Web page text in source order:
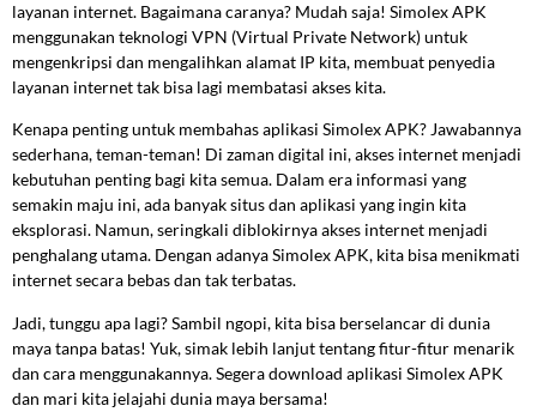
layanan internet. Bagaimana caranya? Mudah saja! Simolex APK
menggunakan teknologi VPN (Virtual Private Network) untuk
mengenkripsi dan mengalihkan alamat IP kita, membuat penyedia
layanan internet tak bisa lagi membatasi akses kita.
Kenapa penting untuk membahas aplikasi Simolex APK? Jawabannya
sederhana, teman-teman! Di zaman digital ini, akses internet menjadi
kebutuhan penting bagi kita semua. Dalam era informasi yang
semakin maju ini, ada banyak situs dan aplikasi yang ingin kita
eksplorasi. Namun, seringkali diblokirnya akses internet menjadi
penghalang utama. Dengan adanya Simolex APK, kita bisa menikmati
internet secara bebas dan tak terbatas.
Jadi, tunggu apa lagi? Sambil ngopi, kita bisa berselancar di dunia
maya tanpa batas! Yuk, simak lebih lanjut tentang fitur-fitur menarik
dan cara menggunakannya. Segera download aplikasi Simolex APK
dan mari kita jelajahi dunia maya bersama!